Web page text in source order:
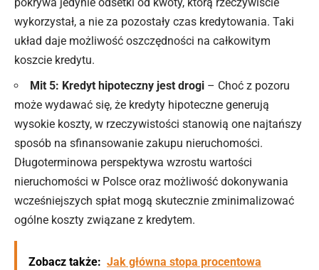
pokrywa jedynie odsetki od kwoty, którą rzeczywiście
wykorzystał, a nie za pozostały czas kredytowania. Taki
układ daje możliwość oszczędności na całkowitym
koszcie kredytu.
Mit 5: Kredyt hipoteczny jest drogi – Choć z pozoru
może wydawać się, że kredyty hipoteczne generują
wysokie koszty, w rzeczywistości stanowią one najtańszy
sposób na sfinansowanie zakupu nieruchomości.
Długoterminowa perspektywa wzrostu wartości
nieruchomości w Polsce oraz możliwość dokonywania
wcześniejszych spłat mogą skutecznie zminimalizować
ogólne koszty związane z kredytem.
Zobacz także: Jak główna stopa procentowa